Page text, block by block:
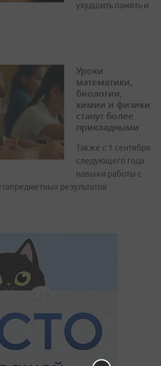
ухудшить память и
Уроки
математики,
биологии,
химии и физики
станут более
прикладными
Также с 1 сентября
следующего года
навыки работы с
результатов